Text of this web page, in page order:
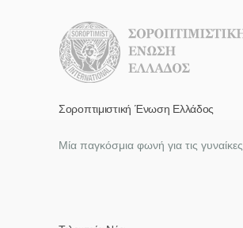
Σοροπτιμιστική Ένωση Ελλάδος
Μία παγκόσμια φωνή για τις γυναίκες.